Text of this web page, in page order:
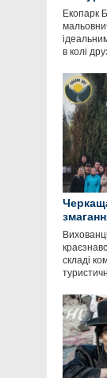
Екопарк
в колі
складі